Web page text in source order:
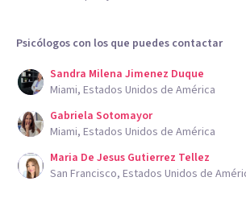
Psicólogos con los que puedes contactar
Sandra Milena Jimenez Duque
Miami, Estados Unidos de América
Gabriela Sotomayor
Miami, Estados Unidos de América
Maria De Jesus Gutierrez Tellez
San Francisco, Estados Unidos de